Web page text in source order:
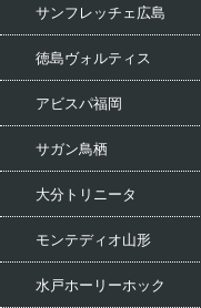
サンフレッチェ広島
徳島ヴォルティス
アビスパ福岡
サガン鳥栖
大分トリニータ
モンテディオ山形
水戸ホーリーホック